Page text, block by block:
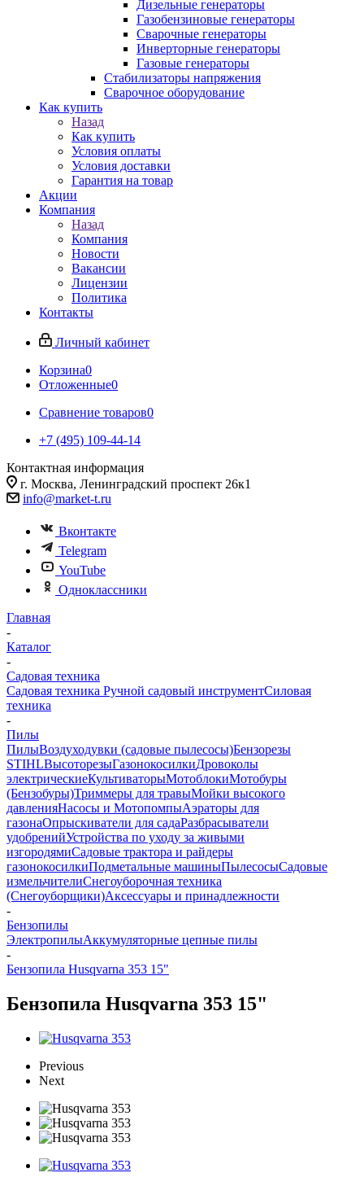
Дизельные генераторы
Газобензиновые генераторы
Сварочные генераторы
Инверторные генераторы
Газовые генераторы
Стабилизаторы напряжения
Cварочное оборудование
Как купить
Назад
Как купить
Условия оплаты
Условия доставки
Гарантия на товар
Акции
Компания
Назад
Компания
Новости
Вакансии
Лицензии
Политика
Контакты
Личный кабинет
Корзина0
Отложенные0
Сравнение товаров0
+7 (495) 109-44-14
Контактная информация
г. Москва, Ленинградский проспект 26к1
info@market-t.ru
Вконтакте
Telegram
YouTube
Одноклассники
Главная
-
Каталог
-
Садовая техника
Садовая техника Ручной садовый инструментСиловая
техника
-
Пилы
ПилыВоздуходувки (садовые пылесосы)Бензорезы
STIHLВысоторезыГазонокосилкиДровоколы
электрическиеКультиваторыМотоблокиМотобуры
(Бензобуры)Триммеры для травыМойки высокого
давленияНасосы и МотопомпыАэраторы для
газонаОпрыскиватели для садаРазбрасыватели
удобренийУстройства по уходу за живыми
изгородямиСадовые трактора и райдеры
газонокосилкиПодметальные машиныПылесосыСадовые
измельчителиСнегоуборочная техника
(Снегоуборщики)Аксессуары и принадлежности
-
Бензопилы
ЭлектропилыАккумуляторные цепные пилы
-
Бензопила Husqvarna 353 15"
Бензопила Husqvarna 353 15"
Previous
Next